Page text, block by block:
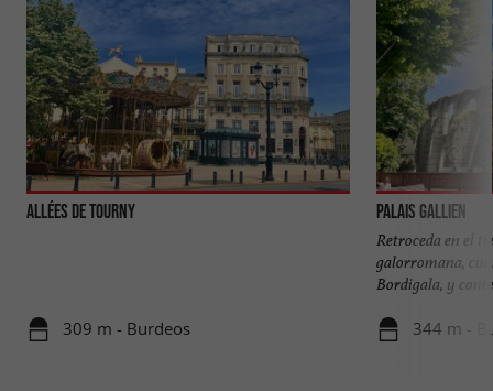
Allées de Tourny
309 m - Burdeos
Palais Gallien
Retroceda en el
galorromana,
Bordigala, y
344 m -